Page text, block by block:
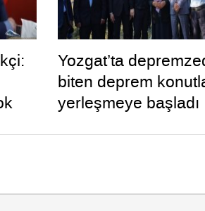
Yozgat’ta
biten deprem
yerleşmeye başladı